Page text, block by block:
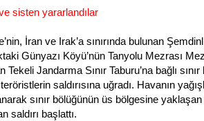
sisten yararlandılar
İran ve Irak’a sınırında bulunan
Günyazı Köyü’nün Tanyolu Mezrası
Tekeli Jandarma Sınır Taburu’na bağlı
teröristlerin saldırısına uğradı. Havanın
sınır bölüğünün üs bölgesine
saldırı başlattı.